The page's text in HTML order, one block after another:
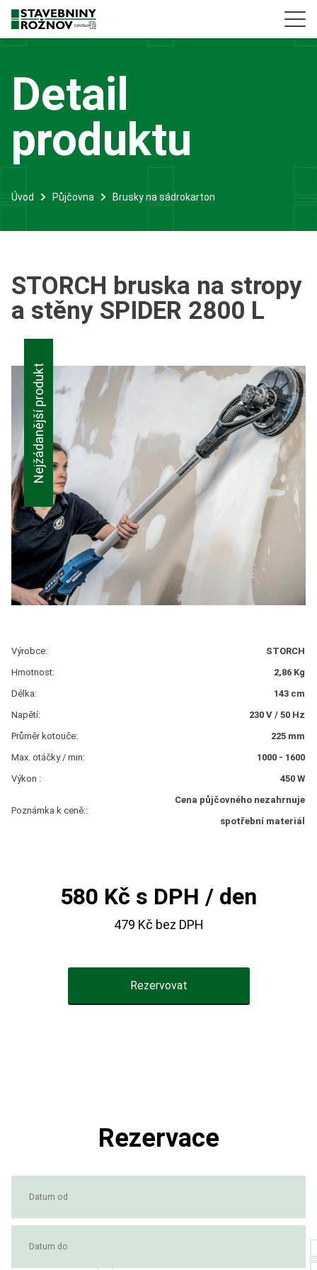
Detail
produktu
Úvod Půjčovna Brusky na sádrokarton
STORCH bruska na stropy
a stěny SPIDER 2800 L
Výrobce:
STORCH
Hmotnost:
2,86 Kg
Délka:
143 cm
Napětí:
230 V / 50 Hz
Průměr kotouče:
225 mm
Max. otáčky / min:
1000 - 1600
Výkon :
450 W
Poznámka k ceně::
Cena půjčovného nezahrnuje
spotřební materiál
580 Kč s DPH / den
479 Kč bez DPH
Rezervovat
Rezervace